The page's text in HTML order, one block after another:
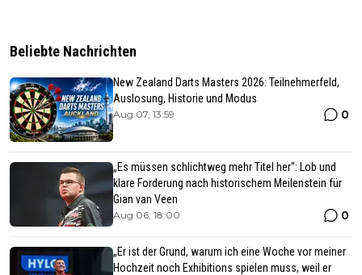
Beliebte Nachrichten
New Zealand Darts Masters 2026: Teilnehmerfeld,
Auslosung, Historie und Modus
Aug 07, 13:59 0
„Es müssen schlichtweg mehr Titel her“: Lob und
klare Forderung nach historischem Meilenstein für
Gian van Veen
Aug 06, 18:00 0
„Er ist der Grund, warum ich eine Woche vor meiner
Hochzeit noch Exhibitions spielen muss, weil er